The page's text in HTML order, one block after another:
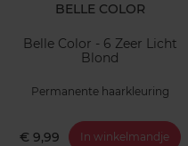
BELLE COLOR
Belle Color - 6 Zeer Licht
Blond
Permanente haarkleuring
€ 9,99 In winkelmandje